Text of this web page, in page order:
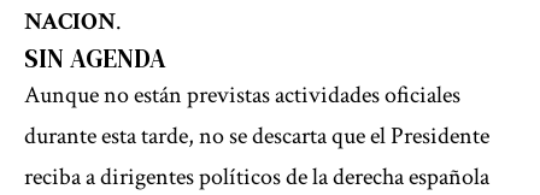
NACION.
SIN AGENDA
Aunque no están previstas actividades oficiales
durante esta tarde, no se descarta que el Presidente
reciba a dirigentes políticos de la derecha española